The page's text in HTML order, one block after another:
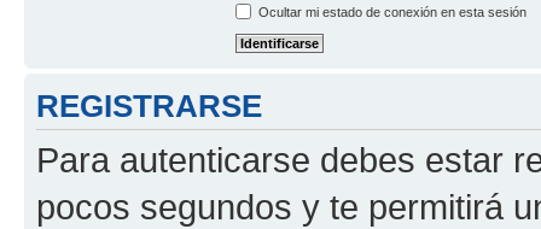
Ocultar mi estado de conexión en esta sesión
REGISTRARSE
Para autenticarse debes estar
pocos segundos y te permitirá